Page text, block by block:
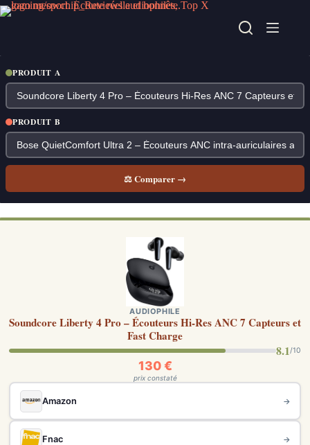
Passer
au
PRODUIT A
PRODUIT B
⚖ Comparer →
AUDIOPHILE
Soundcore Liberty 4 Pro – Écouteurs Hi-Res ANC 7 Capteurs et
Fast Charge
8.1/10
130 €
prix constaté
Amazon →
Fnac →